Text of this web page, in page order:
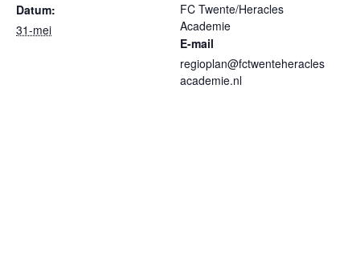
Datum:
31-mei
FC Twente/Heracles
Academie
E-mail
regioplan@fctwenteheracles
academie.nl